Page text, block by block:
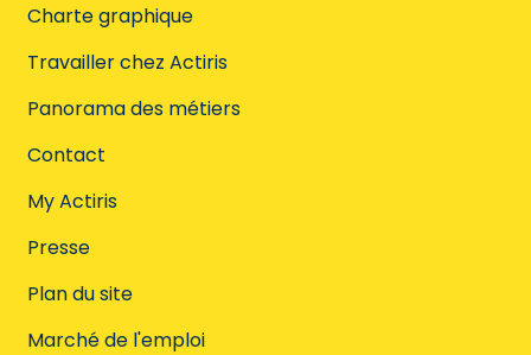
Charte graphique
Travailler chez Actiris
Panorama des métiers
Contact
My Actiris
Presse
Plan du site
Marché de l'emploi